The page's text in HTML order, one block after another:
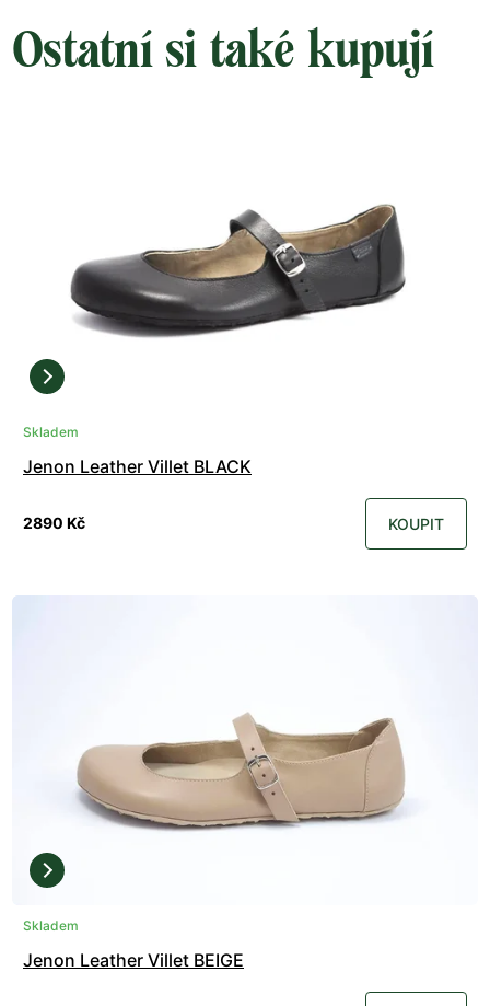
Ostatní si také kupují
Skladem
Jenon Leather Villet BLACK
2890 Kč KOUPIT
Skladem
Jenon Leather Villet BEIGE